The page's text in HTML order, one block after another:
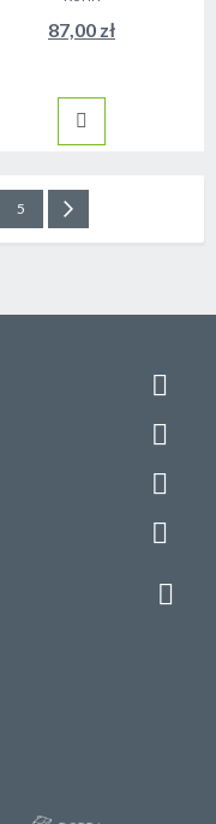
87,00 zł
Strona
5